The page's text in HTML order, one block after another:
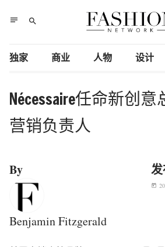
notes search
独家 商业 人物 设计
Nécessaire任命新创
营销负责人
By
Benjamin Fitzgerald
today